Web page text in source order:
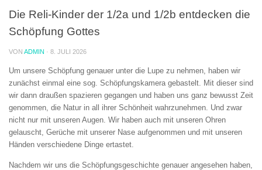
Die Reli-Kinder der 1/2a und 1/2b entdecken die
Schöpfung Gottes
VON ADMIN · 8. JULI 2026
Um unsere Schöpfung genauer unter die Lupe zu nehmen, haben wir
zunächst einmal eine sog. Schöpfungskamera gebastelt. Mit dieser sind
wir dann draußen spazieren gegangen und haben uns ganz bewusst Zeit
genommen, die Natur in all ihrer Schönheit wahrzunehmen. Und zwar
nicht nur mit unseren Augen. Wir haben auch mit unseren Ohren
gelauscht, Gerüche mit unserer Nase aufgenommen und mit unseren
Händen verschiedene Dinge ertastet.
Nachdem wir uns die Schöpfungsgeschichte genauer angesehen haben,